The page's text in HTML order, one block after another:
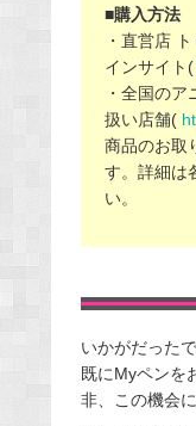
■購入方法
・直営店
インサイト(
・全国の
扱い店舗(
商品のお取
す。詳細は
い。
いかがだった
既にMyペンを
非、この機会